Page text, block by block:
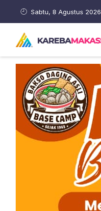
Sabtu, 8 Agustus 2026